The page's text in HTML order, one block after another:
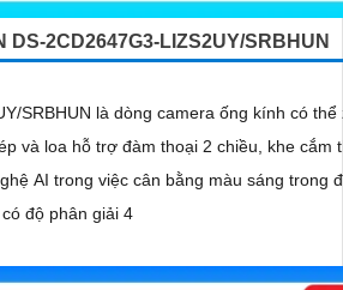
DS-2CD2647G3-LIZS2UY/SRBHUN
SRBHUN là dòng camera ống kính có thể
và loa hỗ trợ đàm thoại 2 chiều, khe cắm
AI trong việc cân bằng màu sáng trong
độ phân giải 4